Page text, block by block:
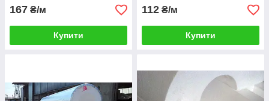
СКП1085035 пінопласт ПСБ-С-35
Утеплювач для труб діаметром 108 мм
167 ₴/м
Купити
112 ₴/м
Купити